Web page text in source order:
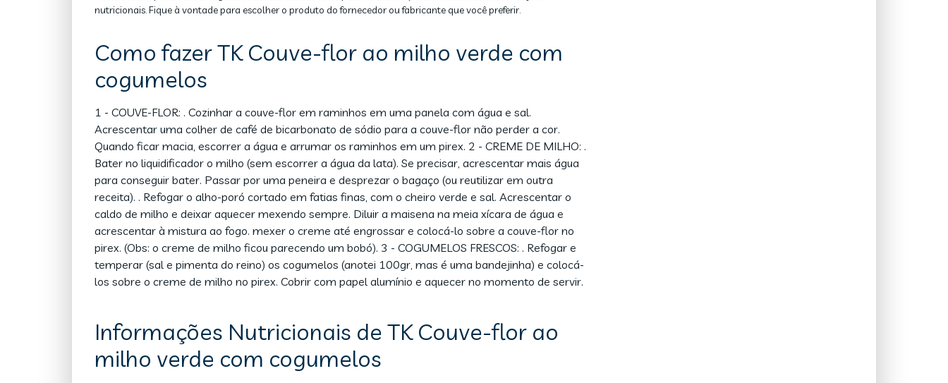
nutricionais. Fique à vontade para escolher o produto do fornecedor ou fabricante que você preferir.
Como fazer TK Couve-flor ao milho verde com
cogumelos
1 - COUVE-FLOR: . Cozinhar a couve-flor em raminhos em uma panela com água e sal.
Acrescentar uma colher de café de bicarbonato de sódio para a couve-flor não perder a cor.
Quando ficar macia, escorrer a água e arrumar os raminhos em um pirex. 2 - CREME DE MILHO: .
Bater no liquidificador o milho (sem escorrer a água da lata). Se precisar, acrescentar mais água
para conseguir bater. Passar por uma peneira e desprezar o bagaço (ou reutilizar em outra
receita). . Refogar o alho-poró cortado em fatias finas, com o cheiro verde e sal. Acrescentar o
caldo de milho e deixar aquecer mexendo sempre. Diluir a maisena na meia xícara de água e
acrescentar à mistura ao fogo. mexer o creme até engrossar e colocá-lo sobre a couve-flor no
pirex. (Obs: o creme de milho ficou parecendo um bobó). 3 - COGUMELOS FRESCOS: . Refogar e
temperar (sal e pimenta do reino) os cogumelos (anotei 100gr, mas é uma bandejinha) e colocá-
los sobre o creme de milho no pirex. Cobrir com papel alumínio e aquecer no momento de servir.
Informações Nutricionais de TK Couve-flor ao
milho verde com cogumelos